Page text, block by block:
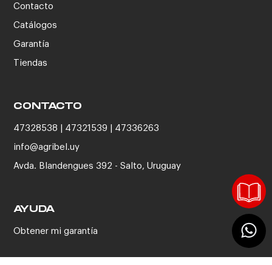
Contacto
Catálogos
Garantía
Tiendas
CONTACTO
47328538 | 47321539 | 47336263
info@agribel.uy
Avda. Blandengues 392 - Salto, Uruguay
AYUDA
Obtener mi garantía